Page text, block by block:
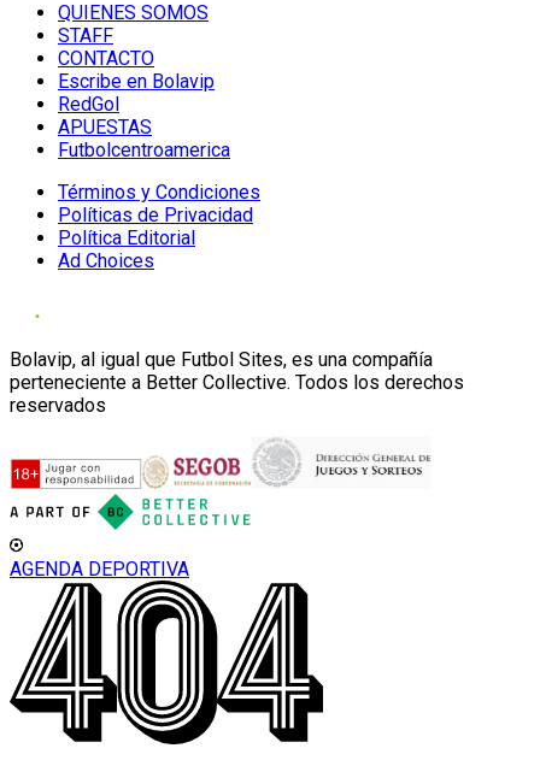
QUIENES SOMOS
STAFF
CONTACTO
Escribe en Bolavip
RedGol
APUESTAS
Futbolcentroamerica
Términos y Condiciones
Políticas de Privacidad
Política Editorial
Ad Choices
Bolavip, al igual que Futbol Sites, es una compañía
perteneciente a Better Collective. Todos los derechos
reservados
AGENDA DEPORTIVA